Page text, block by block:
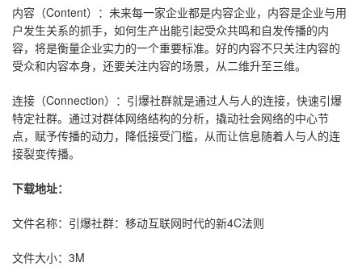
内容（Content）：未来每一家企业都是内容企业，内容是企业与用
户发生关系的抓手，如何生产出能引起受众共鸣和自发传播的内
容，将是衡量企业实力的一个重要标准。好的内容不只关注内容的
受众和内容本身，还要关注内容的场景，从二维升至三维。
连接（Connection）：引爆社群就是通过人与人的连接，快速引爆
特定社群。通过对群体网络结构的分析，撬动社会网络的中心节
点，赋予传播的动力，降低接受门槛，从而让信息随着人与人的连
接裂变传播。
下载地址：
文件名称：引爆社群：移动互联网时代的新4C法则
文件大小：3M